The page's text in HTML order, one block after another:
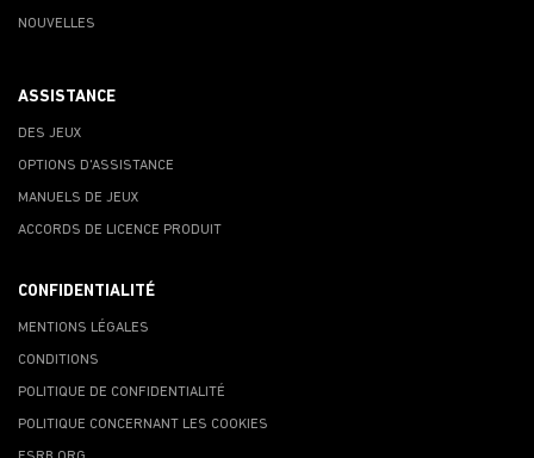
NOUVELLES
ASSISTANCE
DES JEUX
OPTIONS D'ASSISTANCE
MANUELS DE JEUX
ACCORDS DE LICENCE PRODUIT
CONFIDENTIALITÉ
MENTIONS LÉGALES
CONDITIONS
POLITIQUE DE CONFIDENTIALITÉ
POLITIQUE CONCERNANT LES COOKIES